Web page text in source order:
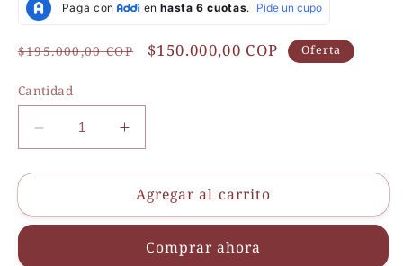
Precio
$195.000,00 COP
Precio
$150.000,00 COP Oferta
Cantidad
Reducir
cantidad
para
Mostaza
Aumentar
cantidad
para
Anika
Mostaza
Agregar al carrito
Comprar ahora